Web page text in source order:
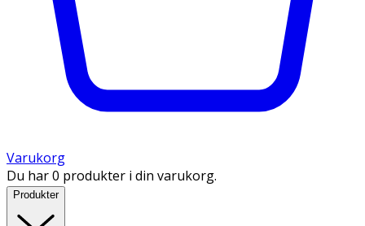
Varukorg
Du har 0 produkter i din varukorg.
Produkter